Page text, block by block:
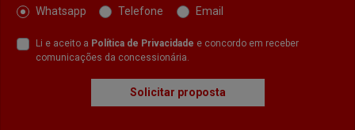
Whatsapp
Telefone Email
Li e aceito a Política de Privacidade e concordo em receber
comunicações da concessionária.
Solicitar proposta